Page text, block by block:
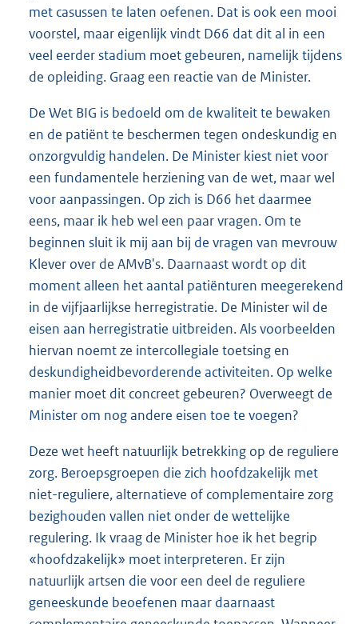
met casussen te laten oefenen. Dat is ook een mooi
voorstel, maar eigenlijk vindt D66 dat dit al in een
veel eerder stadium moet gebeuren, namelijk tijdens
de opleiding. Graag een reactie van de Minister.
De Wet BIG is bedoeld om de kwaliteit te bewaken
en de patiënt te beschermen tegen ondeskundig en
onzorgvuldig handelen. De Minister kiest niet voor
een fundamentele herziening van de wet, maar wel
voor aanpassingen. Op zich is D66 het daarmee
eens, maar ik heb wel een paar vragen. Om te
beginnen sluit ik mij aan bij de vragen van mevrouw
Klever over de AMvB's. Daarnaast wordt op dit
moment alleen het aantal patiënturen meegerekend
in de vijfjaarlijkse herregistratie. De Minister wil de
eisen aan herregistratie uitbreiden. Als voorbeelden
hiervan noemt ze intercollegiale toetsing en
deskundigheidbevorderende activiteiten. Op welke
manier moet dit concreet gebeuren? Overweegt de
Minister om nog andere eisen toe te voegen?
Deze wet heeft natuurlijk betrekking op de reguliere
zorg. Beroepsgroepen die zich hoofdzakelijk met
niet-reguliere, alternatieve of complementaire zorg
bezighouden vallen niet onder de wettelijke
regulering. Ik vraag de Minister hoe ik het begrip
«hoofdzakelijk» moet interpreteren. Er zijn
natuurlijk artsen die voor een deel de reguliere
geneeskunde beoefenen maar daarnaast